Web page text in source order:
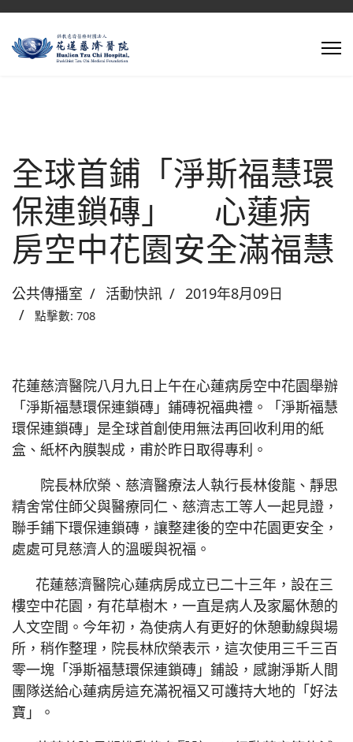
全球首鋪「淨斯福慧環
保連鎖磚」 心蓮病
房空中花園安全滿福慧
公共傳播室 活動快訊 2019年8月09日
點擊數: 708
花蓮慈濟醫院八月九日上午在心蓮病房空中花園舉辦
「淨斯福慧環保連鎖磚」鋪磚祝福典禮。「淨斯福慧
環保連鎖磚」是全球首創使用無法再回收利用的紙
盒、紙杯內膜製成，甫於昨日取得專利。
院長林欣榮、慈濟醫療法人執行長林俊龍、靜思
精舍常住師父與醫療同仁、慈濟志工等人一起見證，
聯手鋪下環保連鎖磚，讓整建後的空中花園更安全，
處處可見慈濟人的溫暖與祝福。
花蓮慈濟醫院心蓮病房成立已二十三年，設在三
樓空中花園，有花草樹木，一直是病人及家屬休憩的
人文空間。今年初，為使病人有更好的休憩動線與場
所，稍作整理，院長林欣榮表示，這次使用三千三百
零一塊「淨斯福慧環保連鎖磚」鋪設，感謝淨斯人間
團隊送給心蓮病房這充滿祝福又可護持大地的「好法
寶」。